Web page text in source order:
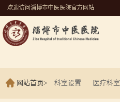
欢迎访问淄博市中医医院官方网站
网站首页> 科室设置 医疗科室